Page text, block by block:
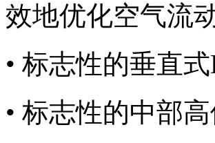
效地优化空气流
• 标志性的垂直
• 标志性的中部